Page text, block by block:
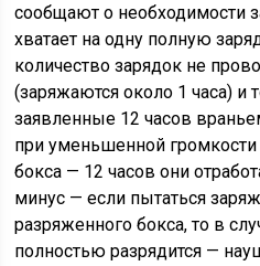
сообщают о необходимости
хватает на одну полную
количество зарядок не
(заряжаются около 1 часа) и
заявленные 12 часов
при уменьшенной
бокса — 12 часов они
минус — если пытаться
разряженного бокса, то в
полностью разрядится —